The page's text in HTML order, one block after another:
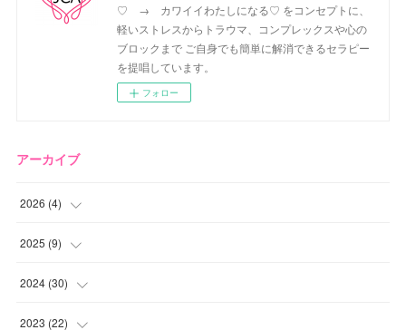
♡ → カワイイわたしになる♡ をコンセプトに、
軽いストレスからトラウマ、コンプレックスや心の
ブロックまで ご自身でも簡単に解消できるセラピー
を提唱しています。
フォロー
アーカイブ
2026 (4)
( )
(1
(1
2025 (9)
(2
(2
2024 (30)
(4
2023 (22)